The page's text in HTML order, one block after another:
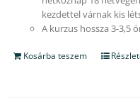
kezdettel várnak kis
A kurzus hossza 3-3,5
Kosárba teszem